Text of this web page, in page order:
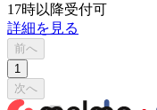
17時以降受付可
詳細を見る
前へ
1
次へ